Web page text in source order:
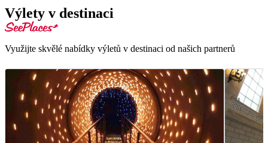
Výlety v destinaci
Využijte skvělé nabídky výletů v destinaci od našich partnerů